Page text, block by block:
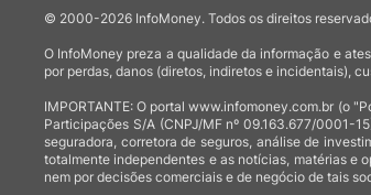
© 2000-2026 InfoMoney. Todos os direitos
O InfoMoney preza a qualidade da informação e
por perdas, danos (diretos, indiretos e incidentais),
IMPORTANTE: O portal www.infomoney.com.br (o
Participações S/A (CNPJ/MF nº 09.163.677/0001-
seguradora, corretora de seguros, análise de
totalmente independentes e as notícias, matérias e
nem por decisões comerciais e de negócio de tais